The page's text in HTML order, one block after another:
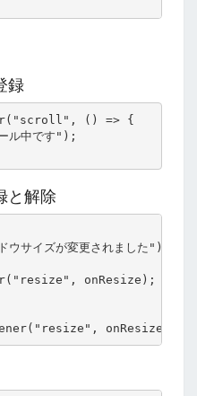
録
() => {
中です");
と解除
サイズが変更されました");
onResize);